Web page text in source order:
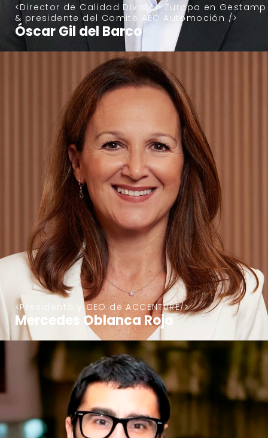
Director de Calidad División Europa en Gestamp
& presidente del Comité AEC Automoción
Óscar Gil del Barco
Presidenta y CEO de ACCENTURE
Mercedes Oblanca Rojo